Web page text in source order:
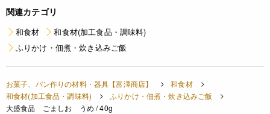
関連カテゴリ
和食材
和食材(加工食品・調味料)
ふりかけ・佃煮・炊き込みご飯
お菓子、パン作りの材料・器具【富澤商店】
和食材
和食材(加工食品・調味料)
ふりかけ・佃煮・炊き込みご飯
大盛食品 ごましお うめ / 40g